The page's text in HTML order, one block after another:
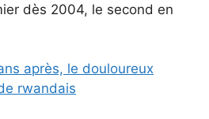
dès 2004, le second en
après, le douloureux
rwandais